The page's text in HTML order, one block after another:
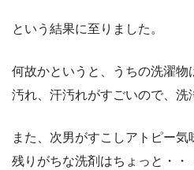
という結果に至りました。
何故かというと、うちの洗濯
汚れ、汗汚れがすごいので、洗
また、次男がすこしアトピー
残りがちな洗剤はちょっと・・